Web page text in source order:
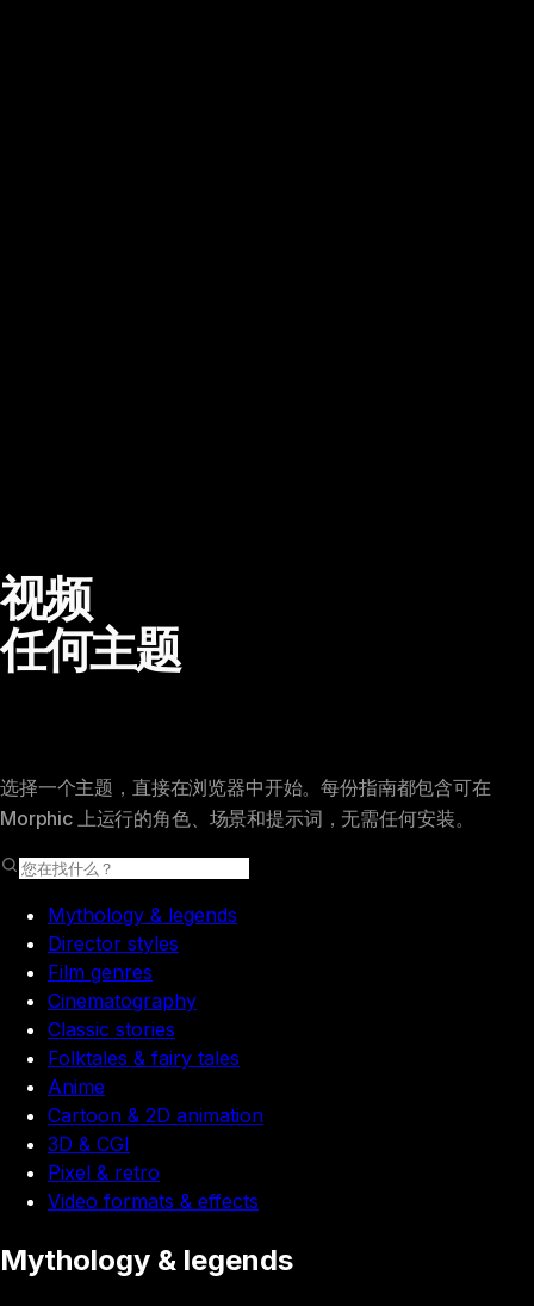
视频
任何主题
选择一个主题，直接在浏览器中开始。每份指南都包含可在
Morphic 上运行的角色、场景和提示词，无需任何安装。
Mythology & legends
Director styles
Film genres
Cinematography
Classic stories
Folktales & fairy tales
Anime
Cartoon & 2D animation
3D & CGI
Pixel & retro
Video formats & effects
Mythology & legends